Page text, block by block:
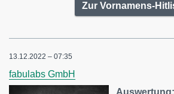
Zur Vornamens-
13.12.2022 – 07:35
fabulabs GmbH